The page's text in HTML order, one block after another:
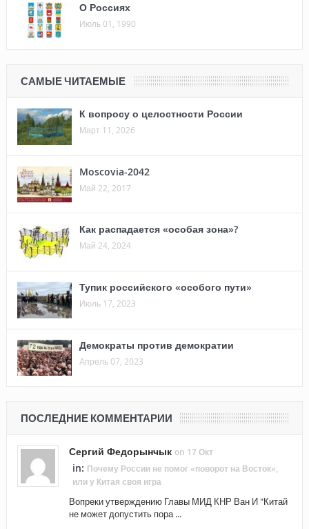
О Россиях
Июль 01, 1990
САМЫЕ ЧИТАЕМЫЕ
К вопросу о целостности России
Март 11, 2026
Moscovia-2042
Май 22, 2017
Как распадается «особая зона»?
Май 24, 2024
Тупик российского «особого пути»
Июль 17, 2023
Демократы против демократии
Апрель 07, 2023
ПОСЛЕДНИЕ КОММЕНТАРИИ
Сергий Федорынчык on 17 Окт
in: Почему России не помог «поворот на Восток»,
или у Китая своя игра
Вопреки утверждению Главы МИД КНР Ван И "Китай
не может допустить пора ...